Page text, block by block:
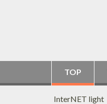
TOP
InterNET light